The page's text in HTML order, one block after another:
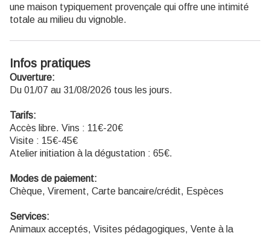
une maison typiquement provençale qui offre une intimité
totale au milieu du vignoble.
Infos pratiques
Ouverture:
Du 01/07 au 31/08/2026 tous les jours.
Tarifs:
Accès libre. Vins : 11€-20€
Visite : 15€-45€
Atelier initiation à la dégustation : 65€.
Modes de paiement:
Chèque, Virement, Carte bancaire/crédit, Espèces
Services:
Animaux acceptés, Visites pédagogiques, Vente à la